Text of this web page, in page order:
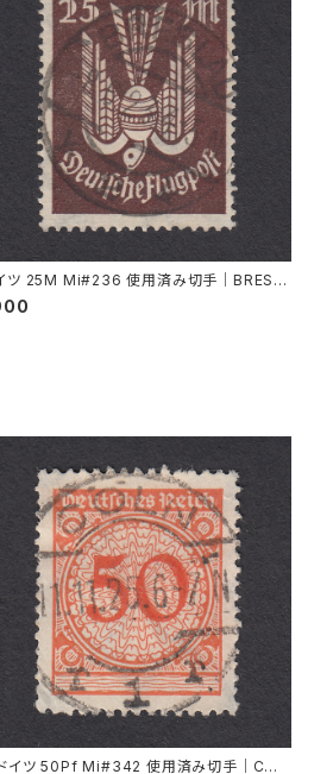
ツ 25M Mi#236 使用済み切手｜BRESL
8.6.1923
イツ 50Pf Mi#342 使用済み切手｜CÖL